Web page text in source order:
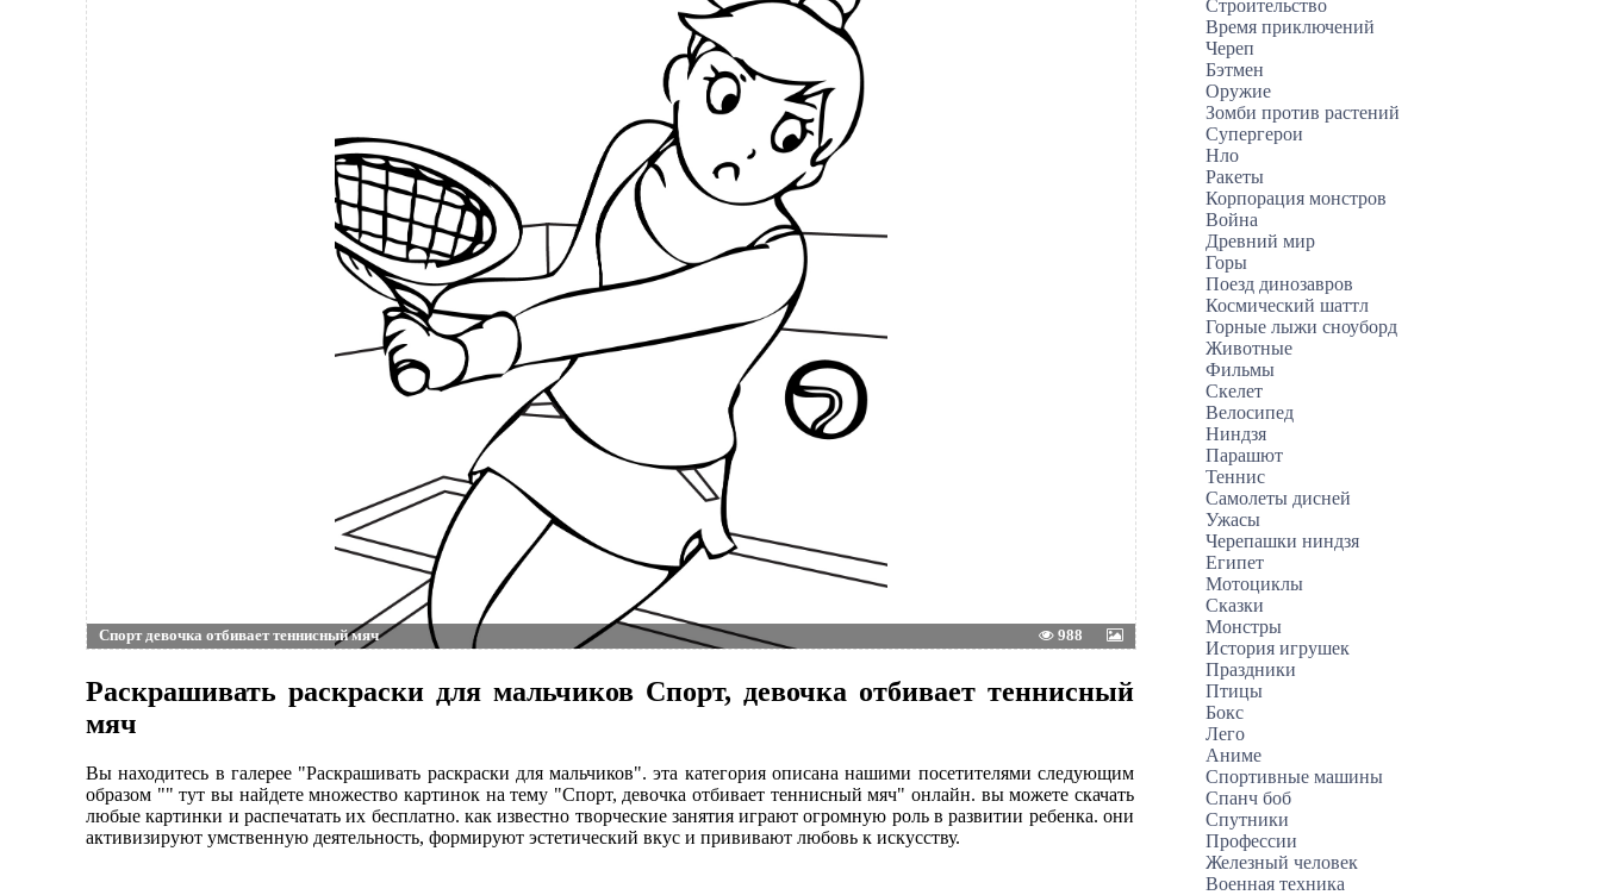
Спорт девочка отбивает теннисный мяч 988
Раскрашивать раскраски для мальчиков Спорт, девочка отбивает теннисный
мяч
Вы находитесь в галерее "Раскрашивать раскраски для мальчиков". эта категория описана нашими посетителями следующим
образом "" тут вы найдете множество картинок на тему "Спорт, девочка отбивает теннисный мяч" онлайн. вы можете скачать
любые картинки и распечатать их бесплатно. как известно творческие занятия играют огромную роль в развитии ребенка. они
активизируют умственную деятельность, формируют эстетический вкус и прививают любовь к искусству.
Строительство
Время приключений
Череп
Бэтмен
Оружие
Зомби против растений
Супергерои
Нло
Ракеты
Корпорация монстров
Война
Древний мир
Горы
Поезд динозавров
Космический шаттл
Горные лыжи сноуборд
Животные
Фильмы
Скелет
Велосипед
Ниндзя
Парашют
Теннис
Самолеты дисней
Ужасы
Черепашки ниндзя
Египет
Мотоциклы
Сказки
Монстры
История игрушек
Праздники
Птицы
Бокс
Лего
Аниме
Спортивные машины
Спанч боб
Спутники
Профессии
Железный человек
Военная техника